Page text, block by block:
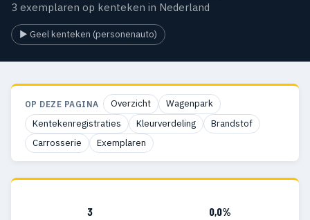
3 exemplaren op kenteken in Nederland
▶ Geel kenteken (personenauto)
OP DEZE PAGINA Overzicht
Wagenpark
Kentekenregistraties
Kleurverdeling
Brandstof
Carrosserie
Exemplaren
3 0,0%